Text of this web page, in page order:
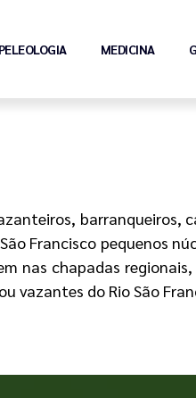
MEDICINA
barranqueiros,
Francisco pequenos
nas chapadas
vazantes do Rio São